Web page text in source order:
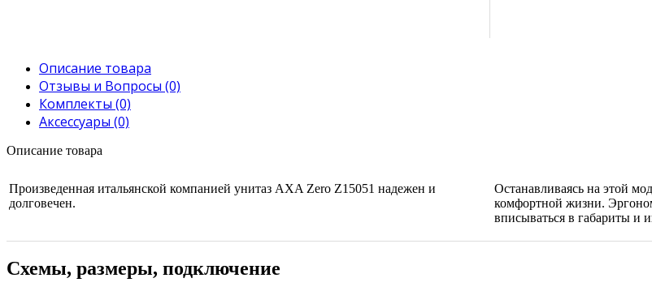
Описание товара
Отзывы и Вопросы (0)
Комплекты (0)
Аксессуары (0)
Описание товара
Произведенная итальянской компанией унитаз AXA Zero Z15051 надежен и
долговечен.
Останавливаясь на этой
комфортной жизни.
вписываться в габариты и
Схемы, размеры, подключение